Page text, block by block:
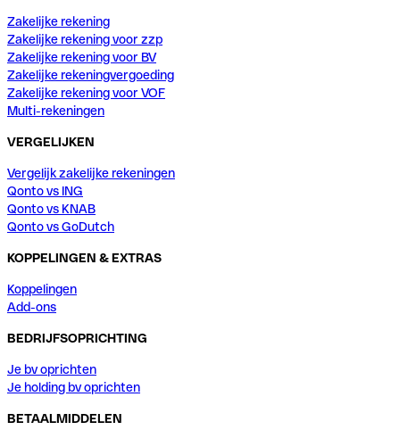
Zakelijke rekening
Zakelijke rekening voor zzp
Zakelijke rekening voor BV
Zakelijke rekeningvergoeding
Zakelijke rekening voor VOF
Multi-rekeningen
VERGELIJKEN
Vergelijk zakelijke rekeningen
Qonto vs ING
Qonto vs KNAB
Qonto vs GoDutch
KOPPELINGEN & EXTRAS
Koppelingen
Add-ons
BEDRIJFSOPRICHTING
Je bv oprichten
Je holding bv oprichten
BETAALMIDDELEN